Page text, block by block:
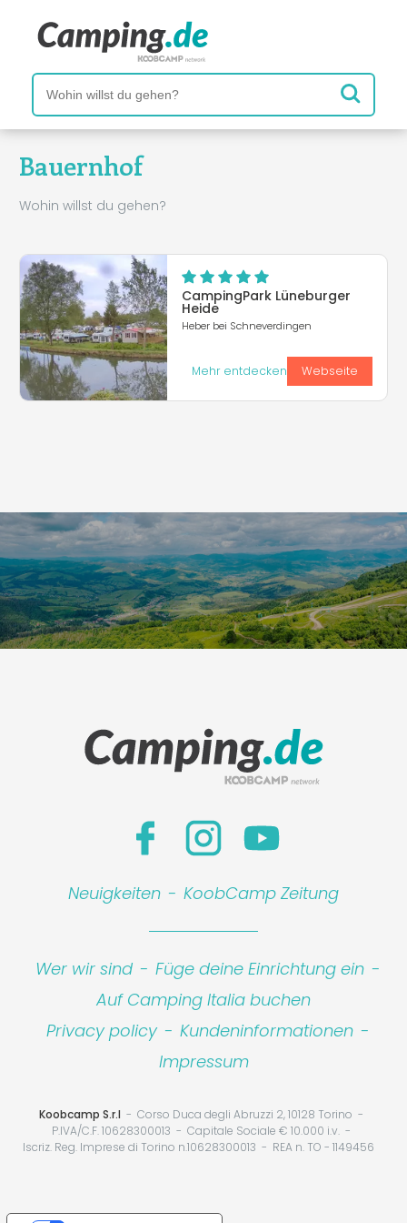
Bauernhof
Wohin willst du gehen?
CampingPark Lüneburger
Heide
Heber bei Schneverdingen
Mehr entdecken Webseite
Neuigkeiten - KoobCamp Zeitung
Wer wir sind - Füge deine Einrichtung ein -
Auf Camping Italia buchen
Privacy policy - Kundeninformationen -
Impressum
Koobcamp S.r.l
Corso Duca degli Abruzzi 2, 10128 Torino
P.IVA/C.F. 10628300013
Capitale Sociale € 10.000 i.v.
Iscriz. Reg. Imprese di Torino n.10628300013
REA n. TO - 1149456